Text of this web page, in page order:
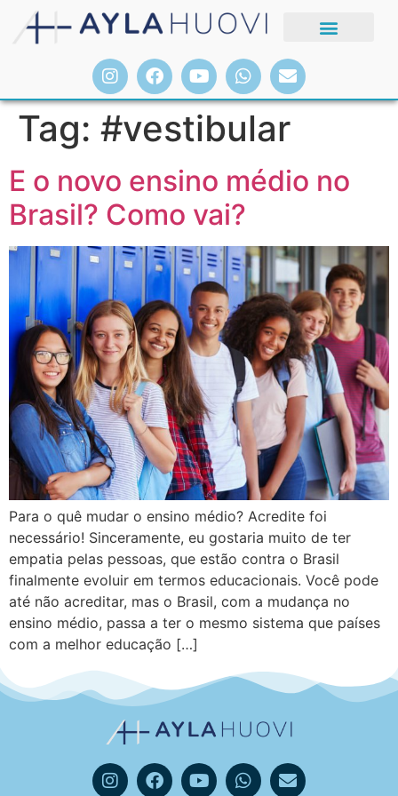
Tag: #vestibular
E o novo ensino médio no
Brasil? Como vai?
Para o quê mudar o ensino médio? Acredite foi
necessário! Sinceramente, eu gostaria muito de ter
empatia pelas pessoas, que estão contra o Brasil
finalmente evoluir em termos educacionais. Você pode
até não acreditar, mas o Brasil, com a mudança no
ensino médio, passa a ter o mesmo sistema que países
com a melhor educação […]